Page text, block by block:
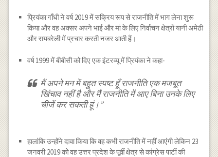
प्रियंका गाँधी ने वर्ष 2019 में सक्रिय रूप से राजनीति में भाग लेना शुरू
किया और वह अक्सर अपने भाई और मां के लिए निर्वाचन क्षेत्रों यानी अमेठी
और रायबरेली में प्रचार करती नजर आती हैं।
वर्ष 1999 में बीबीसी को दिए एक इंटरव्यू में प्रियंका ने कहा-
मैं अपने मन में बहुत स्पष्ट हूँ राजनीति एक मजबूत
खिंचाव नहीं है और मैं राजनीति में आए बिना उनके लिए
चीजें कर सकती हूं।”
हालांकि उन्होंने दावा किया कि वह कभी राजनीति में नहीं आएंगी लेकिन 23
जनवरी 2019 को वह उत्तर प्रदेश के पूर्वी क्षेत्र से कांग्रेस पार्टी की